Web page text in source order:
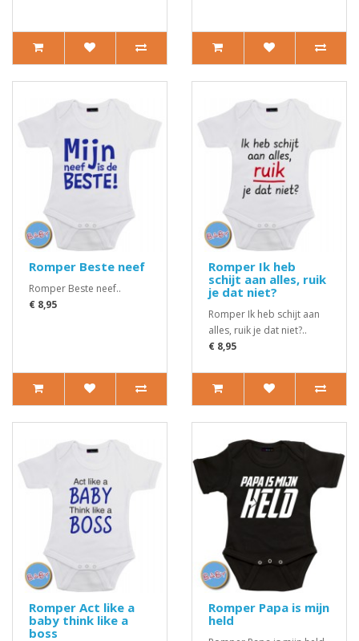
Romper Beste neef
Romper Beste neef..
€ 8,95
Romper Ik heb
schijt aan alles, ruik
je dat niet?
Romper Ik heb schijt aan
alles, ruik je dat niet?..
€ 8,95
Romper Act like a
baby think like a
boss
Romper Papa is mijn
held